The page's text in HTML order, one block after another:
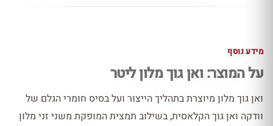
מידע נוסף
על המוצר: ואן גוך מלון ליטר
ואן גוך מלון מיוצרת בתהליך הייצור ועל בסיס חומרי הגלם של
וודקה ואן גוך הקלאסית, בשילוב תמצית המופקת משני זני מלון